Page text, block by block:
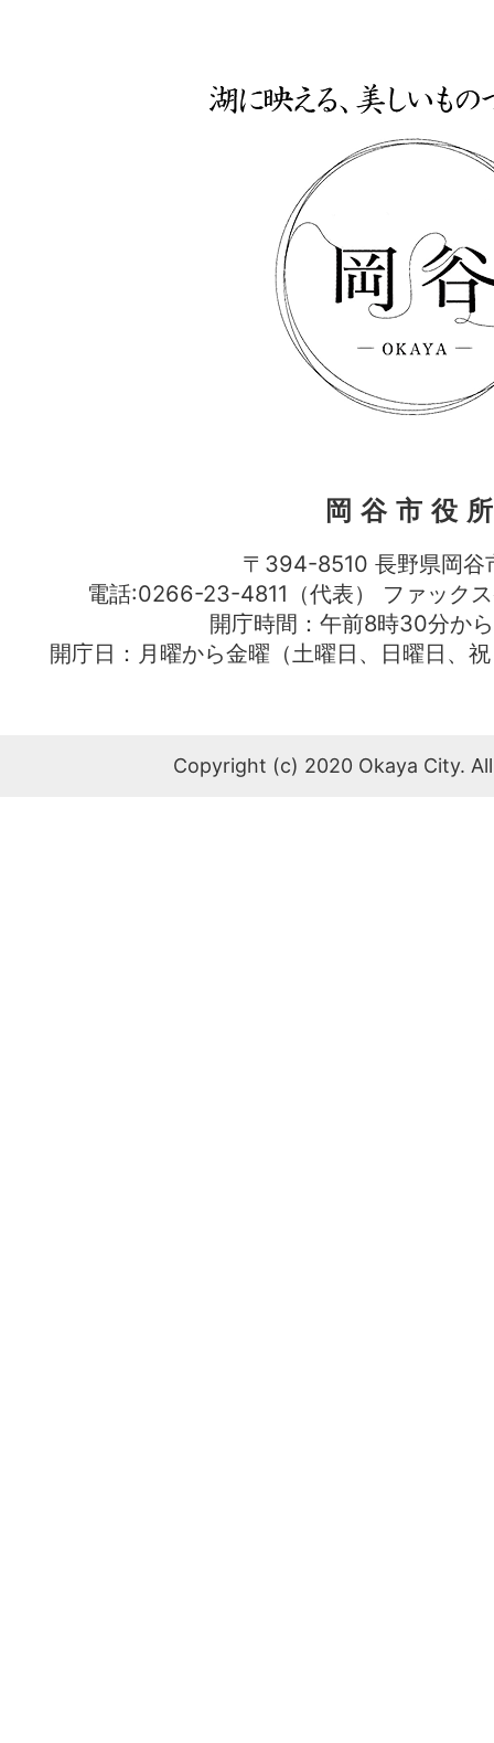
岡谷市役
〒394-8510 長野県岡谷
電話:0266-23-4811（代表） ファッ
開庁時間：午前8時30分か
開庁日：月曜から金曜（土曜日、日曜日、
Copyright (c) 2020 Okaya City.